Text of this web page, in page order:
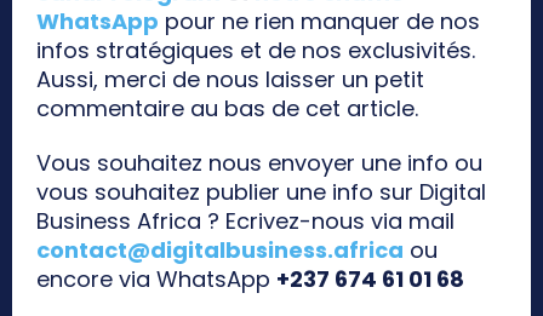
WhatsApp pour ne rien manquer de nos
infos stratégiques et de nos exclusivités.
Aussi, merci de nous laisser un petit
commentaire au bas de cet article.
Vous souhaitez nous envoyer une info ou
vous souhaitez publier une info sur Digital
Business Africa ? Ecrivez-nous via mail
contact@digitalbusiness.africa ou
encore via WhatsApp +237 674 61 01 68